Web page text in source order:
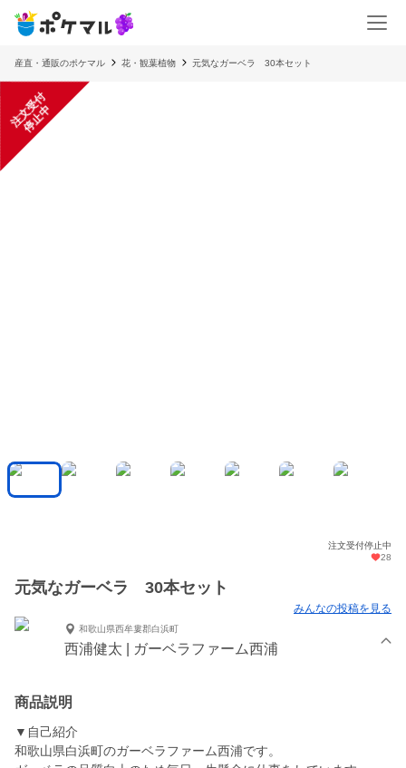
産直・通販のポケマル 花・観葉植物 元気なガーベラ 30本セット
注
文
受
付
停
止
中
注文受付停止中
28
元気なガーベラ 30本セット
みんなの投稿を見る
和歌山県西牟婁郡白浜町
西浦健太 | ガーベラファーム西浦
商品説明
▼自己紹介
和歌山県白浜町のガーベラファーム西浦です。